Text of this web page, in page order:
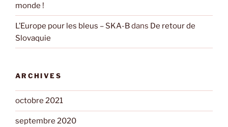
monde !
L’Europe pour les bleus – SKA-Bdans De retour de
Slovaquie
ARCHIVES
octobre 2021
septembre 2020